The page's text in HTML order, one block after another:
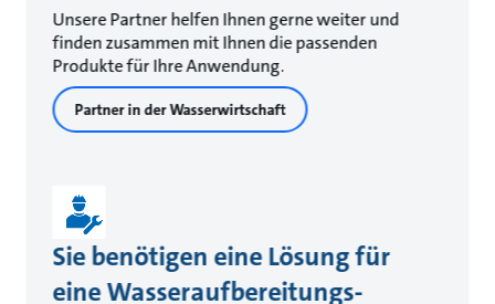
Unsere Partner helfen Ihnen gerne weiter und
finden zusammen mit Ihnen die passenden
Produkte für Ihre Anwendung.
Partner in der Wasserwirtschaft
Sie benötigen eine Lösung für
eine Wasseraufbereitungs-